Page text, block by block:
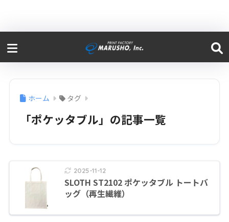
ホーム タグ
「ポケッタブル」の記事一覧
2025-11-12
SLOTH ST2102 ポケッタブル トートバ
ッグ（再生繊維）